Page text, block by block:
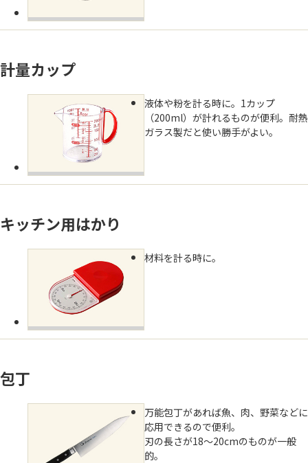
よくあるお問い合わせ
お買い物
AJINOMOTO PARK とは
計量カップ
液体や粉を計る時に。1カップ
（200ml）が計れるものが便利。耐熱
ガラス製だと使い勝手がよい。
キッチン用はかり
材料を計る時に。
包丁
万能包丁があれば魚、肉、野菜などに
応用できるので便利。
刃の長さが18～20cmのものが一般
的。